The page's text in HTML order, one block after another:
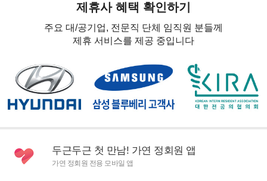
제휴사 혜택 확인하기
주요 대/공기업, 전문직 단체 임직원 분들께
제휴 서비스를 제공 중입니다
두근두근 첫 만남! 가연 정회원 앱
가연 정회원 전용 모바일 앱